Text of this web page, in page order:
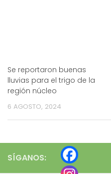
Se reportaron buenas
lluvias para el trigo de la
región núcleo
6 AGOSTO, 2024
SÍGANOS: